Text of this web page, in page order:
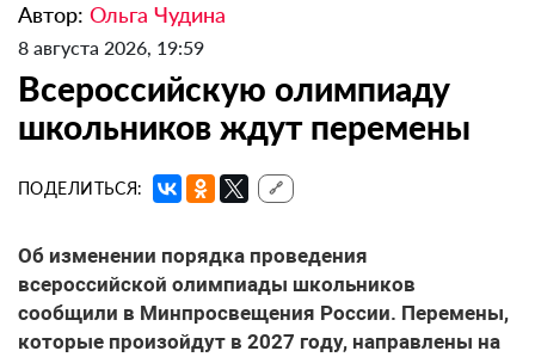
Автор: Ольга Чудина
8 августа 2026, 19:59
Всероссийскую олимпиаду
школьников ждут перемены
ПОДЕЛИТЬСЯ: 🔗
Об изменении порядка проведения
всероссийской олимпиады школьников
сообщили в Минпросвещения России. Перемены,
которые произойдут в 2027 году, направлены на